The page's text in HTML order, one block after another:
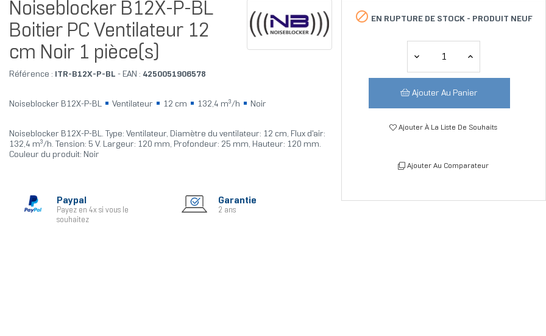
Noiseblocker B12X-P-BL
Boitier PC Ventilateur 12
cm Noir 1 pièce(s)
Référence : ITR-B12X-P-BL - EAN : 4250051906578
Noiseblocker B12X-P-BL Ventilateur 12 cm 132,4 m³/h Noir
Noiseblocker B12X-P-BL. Type: Ventilateur, Diamètre du ventilateur: 12 cm, Flux d'air:
132,4 m³/h. Tension: 5 V. Largeur: 120 mm, Profondeur: 25 mm, Hauteur: 120 mm.
Couleur du produit: Noir
Paypal
Payez en 4x si vous le
souhaitez
Garantie
2 ans
 EN RUPTURE DE STOCK - PRODUIT NEUF
Ajouter Au Panier
Ajouter À La Liste De Souhaits
Ajouter Au Comparateur